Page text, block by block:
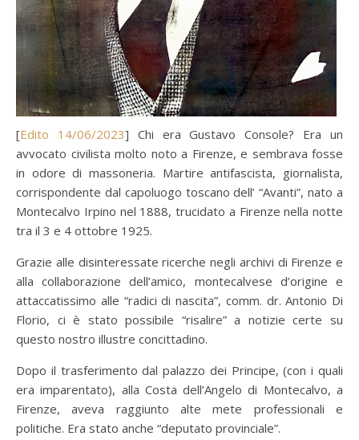
[Edito 14/06/2023] Chi era Gustavo Console? Era un
avvocato civilista molto noto a Firenze, e sembrava fosse
in odore di massoneria. Martire antifascista, giornalista,
corrispondente dal capoluogo toscano dell’ “Avanti”, nato a
Montecalvo Irpino nel 1888, trucidato a Firenze nella notte
tra il 3 e 4 ottobre 1925.
Grazie alle disinteressate ricerche negli archivi di Firenze e
alla collaborazione dell’amico, montecalvese d’origine e
attaccatissimo alle “radici di nascita”, comm. dr. Antonio Di
Florio, ci è stato possibile “risalire” a notizie certe su
questo nostro illustre concittadino.
Dopo il trasferimento dal palazzo dei Principe, (con i quali
era imparentato), alla Costa dell’Angelo di Montecalvo, a
Firenze, aveva raggiunto alte mete professionali e
politiche. Era stato anche “deputato provinciale”.